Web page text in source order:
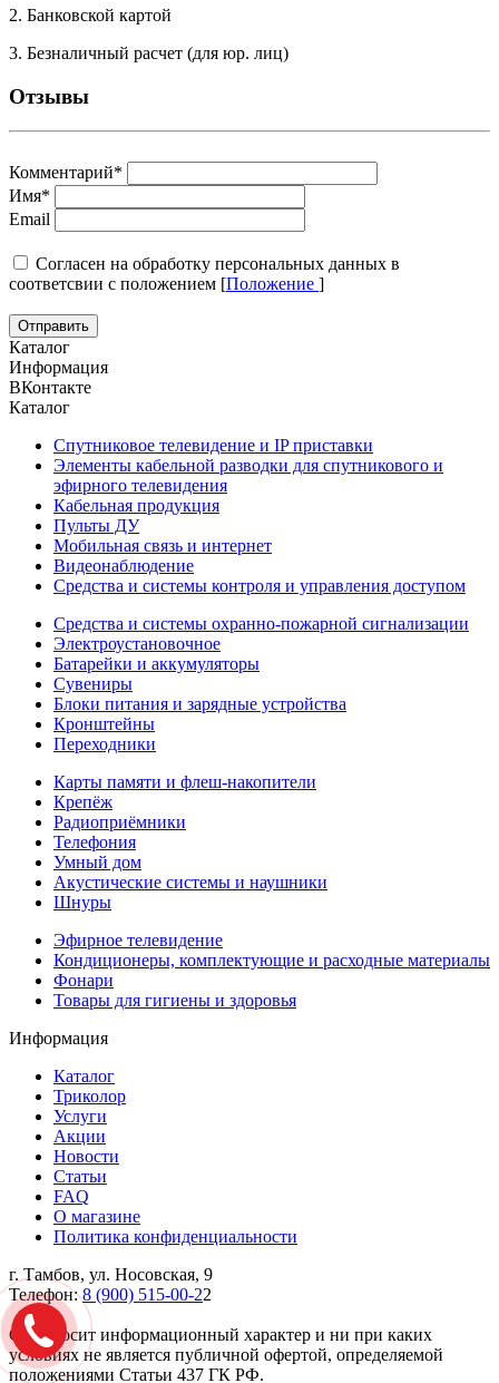
2. Банковской картой
3. Безналичный расчет (для юр. лиц)
Отзывы
Комментарий*
Имя*
Email
Cогласен на обработку персональных данных в
соответсвии с положением [Положение ]
Каталог
Информация
ВКонтакте
Каталог
Спутниковое телевидение и IP приставки
Элементы кабельной разводки для спутникового и
эфирного телевидения
Кабельная продукция
Пульты ДУ
Мобильная связь и интернет
Видеонаблюдение
Средства и системы контроля и управления доступом
Средства и системы охранно-пожарной сигнализации
Электроустановочное
Батарейки и аккумуляторы
Сувениры
Блоки питания и зарядные устройства
Кронштейны
Переходники
Карты памяти и флеш-накопители
Крепёж
Радиоприёмники
Телефония
Умный дом
Акустические системы и наушники
Шнуры
Эфирное телевидение
Кондиционеры, комплектующие и расходные материалы
Фонари
Товары для гигиены и здоровья
Информация
Каталог
Триколор
Услуги
Акции
Новости
Статьи
FAQ
О магазине
Политика конфиденциальности
г. Тамбов, ул. Носовская, 9
Телефон:8 (900) 515-00-22
Cайт носит информационный характер и ни при каких
условиях не является публичной офертой, определяемой
положениями Статьи 437 ГК РФ.